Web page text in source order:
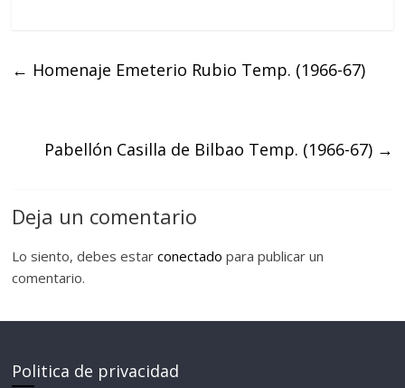
← Homenaje Emeterio Rubio Temp. (1966-67)
Pabellón Casilla de Bilbao Temp. (1966-67) →
Deja un comentario
Lo siento, debes estarconectado para publicar un
comentario.
Politica de privacidad